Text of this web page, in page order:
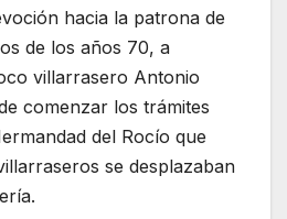
hacia la patrona de
de los años 70, a
villarrasero Antonio
comenzar los trámites
del Rocío que
se desplazaban